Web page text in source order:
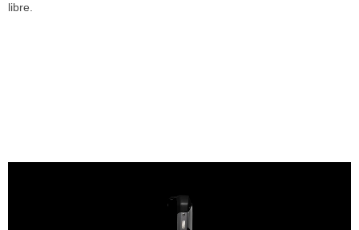
libre.